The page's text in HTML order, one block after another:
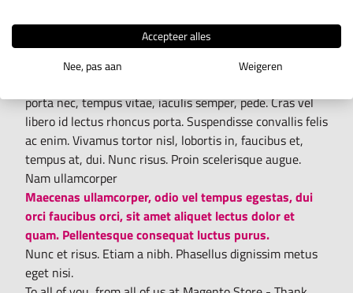
feugiat. Pellentesque eget velit. Nunc tincidunt.
Lorem ipsum dolor sit amet, consectetuer adipiscing elit.
Morbi luctus. Duis lobortis. Nulla nec velit. Mauris
porta nec, tempus vitae, iaculis semper, pede. Cras vel
libero id lectus rhoncus porta. Suspendisse convallis felis
ac enim. Vivamus tortor nisl, lobortis in, faucibus et,
tempus at, dui. Nunc risus. Proin scelerisque augue.
Nam ullamcorper
Maecenas ullamcorper, odio vel tempus egestas, dui
orci faucibus orci, sit amet aliquet lectus dolor et
quam. Pellentesque consequat luctus purus.
Nunc et risus. Etiam a nibh. Phasellus dignissim metus
eget nisi.
Accepteer alles
Nee, pas aan
Weigeren